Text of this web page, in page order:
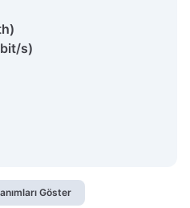
s)
Göster